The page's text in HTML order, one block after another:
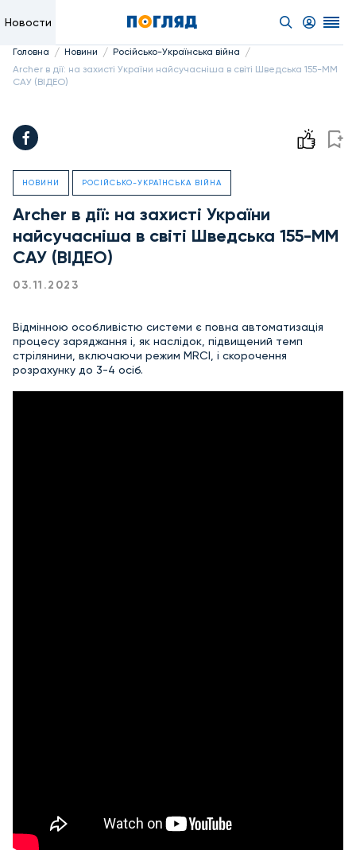
Новости
Головна / Новини / Російсько-Українська війна /
Archer в дії: на захисті України найсучасніша в світі Шведська 155-ММ
САУ (ВІДЕО)
НОВИНИ РОСІЙСЬКО-УКРАЇНСЬКА ВІЙНА
Archer в дії: на захисті України
найсучасніша в світі Шведська 155-ММ
САУ (ВІДЕО)
03.11.2023
Відмінною особливістю системи є повна автоматизація
процесу заряджання і, як наслідок, підвищений темп
стрілянини, включаючи режим MRCI, і скорочення
розрахунку до 3-4 осіб.